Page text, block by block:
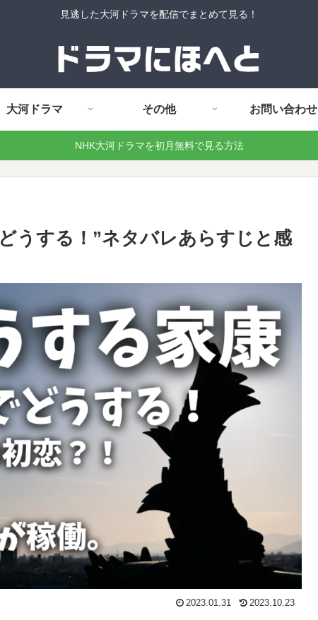
見逃した大河ドラマを配信でまとめて見る！
大河ドラマ その他 お問い合わせ
NHK大河ドラマを初月無料で見る方法
うする！”ネタバレあらすじと感
2023.01.31 2023.10.23